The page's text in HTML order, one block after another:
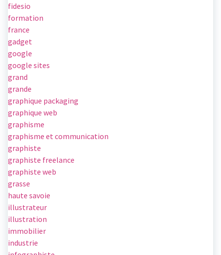
fidesio
formation
france
gadget
google
google sites
grand
grande
graphique packaging
graphique web
graphisme
graphisme et communication
graphiste
graphiste freelance
graphiste web
grasse
haute savoie
illustrateur
illustration
immobilier
industrie